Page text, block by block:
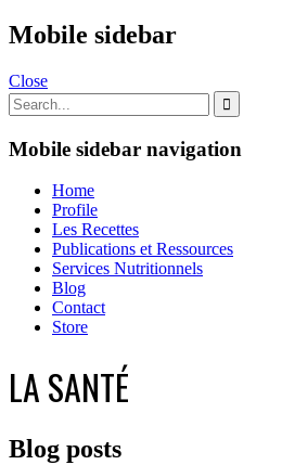
Mobile sidebar
Close
Mobile sidebar navigation
Home
Profile
Les Recettes
Publications et Ressources
Services Nutritionnels
Blog
Contact
Store
LA SANTÉ
Blog posts